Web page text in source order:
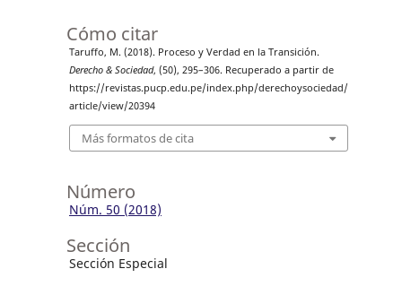
Cómo citar
Taruffo, M. (2018). Proceso y Verdad en la Transición.
Derecho & Sociedad, (50), 295–306. Recuperado a partir de
https://revistas.pucp.edu.pe/index.php/derechoysociedad/
article/view/20394
Más formatos de cita
Número
Núm. 50 (2018)
Sección
Sección Especial